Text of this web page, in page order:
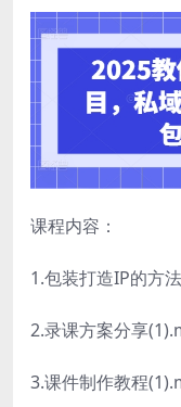
课程内容：
1.包装打造IP的方
2.录课方案分享
3.课件制作教程